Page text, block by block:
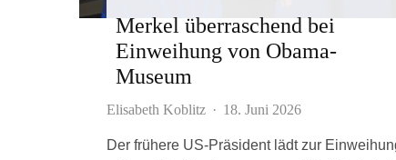
Merkel überraschend bei
Einweihung von Obama-
Museum
Elisabeth Koblitz · 18. Juni 2026
Der frühere US-Präsident lädt zur